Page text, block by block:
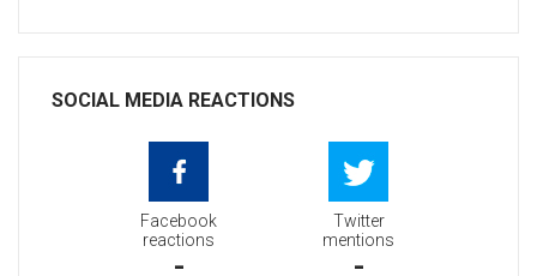
SOCIAL MEDIA REACTIONS
Facebook
reactions
-
Twitter
mentions
-